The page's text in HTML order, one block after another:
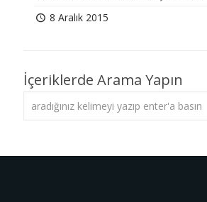
8 Aralık 2015
İçeriklerde Arama Yapın